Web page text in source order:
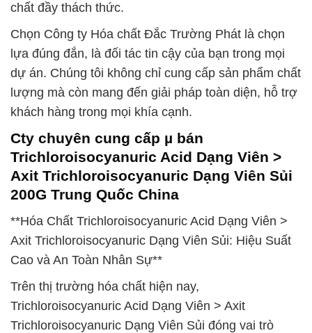
chất đầy thách thức.
Chọn Công ty Hóa chất Đắc Trường Phát là chọn
lựa đúng đắn, là đối tác tin cậy của bạn trong mọi
dự án. Chúng tôi không chỉ cung cấp sản phẩm chất
lượng mà còn mang đến giải pháp toàn diện, hỗ trợ
khách hàng trong mọi khía cạnh.
Cty chuyên cung cấp µ bán
Trichloroisocyanuric Acid Dạng Viên >
Axit Trichloroisocyanuric Dạng Viên Sủi
200G Trung Quốc China
**Hóa Chất Trichloroisocyanuric Acid Dạng Viên >
Axit Trichloroisocyanuric Dạng Viên Sủi: Hiệu Suất
Cao và An Toàn Nhân Sự**
Trên thị trường hóa chất hiện nay,
Trichloroisocyanuric Acid Dạng Viên > Axit
Trichloroisocyanuric Dạng Viên Sủi đóng vai trò